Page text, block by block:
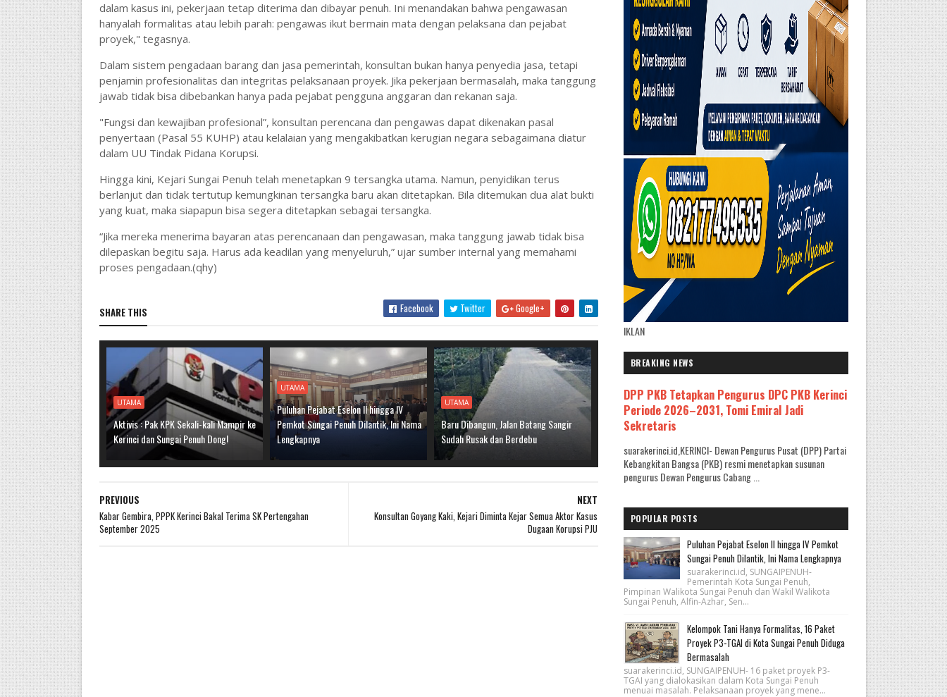
dalam kasus ini, pekerjaan tetap diterima dan dibayar penuh. Ini menandakan bahwa pengawasan
hanyalah formalitas atau lebih parah: pengawas ikut bermain mata dengan pelaksana dan pejabat
proyek," tegasnya.
Dalam sistem pengadaan barang dan jasa pemerintah, konsultan bukan hanya penyedia jasa, tetapi
penjamin profesionalitas dan integritas pelaksanaan proyek. Jika pekerjaan bermasalah, maka tanggung
jawab tidak bisa dibebankan hanya pada pejabat pengguna anggaran dan rekanan saja.
"Fungsi dan kewajiban profesional”, konsultan perencana dan pengawas dapat dikenakan pasal
penyertaan (Pasal 55 KUHP) atau kelalaian yang mengakibatkan kerugian negara sebagaimana diatur
dalam UU Tindak Pidana Korupsi.
Hingga kini, Kejari Sungai Penuh telah menetapkan 9 tersangka utama. Namun, penyidikan terus
berlanjut dan tidak tertutup kemungkinan tersangka baru akan ditetapkan. Bila ditemukan dua alat bukti
yang kuat, maka siapapun bisa segera ditetapkan sebagai tersangka.
“Jika mereka menerima bayaran atas perencanaan dan pengawasan, maka tanggung jawab tidak bisa
dilepaskan begitu saja. Harus ada keadilan yang menyeluruh,” ujar sumber internal yang memahami
proses pengadaan.(qhy)
SHARE THIS Facebook Twitter Google+
UTAMA
Aktivis : Pak KPK Sekali-kali Mampir ke
Kerinci dan Sungai Penuh Dong!
UTAMA
Puluhan Pejabat Eselon II hingga IV
Pemkot Sungai Penuh Dilantik, Ini Nama
Lengkapnya
UTAMA
Baru Dibangun, Jalan Batang Sangir
Sudah Rusak dan Berdebu
NEXT
Konsultan Goyang Kaki, Kejari Diminta Kejar Semua Aktor Kasus
Dugaan Korupsi PJU
PREVIOUS
Kabar Gembira, PPPK Kerinci Bakal Terima SK Pertengahan
September 2025
IKLAN
BREAKING NEWS
DPP PKB Tetapkan Pengurus DPC PKB Kerinci
Periode 2026–2031, Tomi Emiral Jadi
Sekretaris
suarakerinci.id,KERINCI- Dewan Pengurus Pusat (DPP) Partai
Kebangkitan Bangsa (PKB) resmi menetapkan susunan
pengurus Dewan Pengurus Cabang ...
POPULAR POSTS
Puluhan Pejabat Eselon II hingga IV Pemkot
Sungai Penuh Dilantik, Ini Nama Lengkapnya
suarakerinci.id, SUNGAIPENUH-
Pemerintah Kota Sungai Penuh,
Pimpinan Walikota Sungai Penuh dan Wakil Walikota
Sungai Penuh, Alfin-Azhar, Sen...
Kelompok Tani Hanya Formalitas, 16 Paket
Proyek P3-TGAI di Kota Sungai Penuh Diduga
Bermasalah
suarakerinci.id, SUNGAIPENUH- 16 paket proyek P3-
TGAI yang dialokasikan dalam Kota Sungai Penuh
menuai masalah. Pelaksanaan proyek yang mene...